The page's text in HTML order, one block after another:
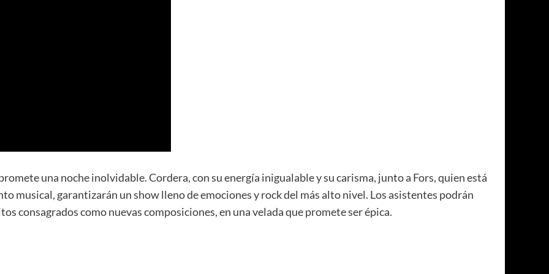
una noche inolvidable. Cordera, con su energía inigualable y su carisma, junto a Fors, quien está
musical, garantizarán un show lleno de emociones y rock del más alto nivel. Los asistentes podrán
consagrados como nuevas composiciones, en una velada que promete ser épica.